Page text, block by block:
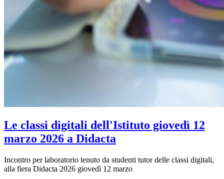
Le classi digitali dell'Istituto giovedì 12
marzo 2026 a Didacta
Incontro per laboratorio tenuto da studenti tutor delle classi digitali,
alla fiera Didacta 2026 giovedì 12 marzo